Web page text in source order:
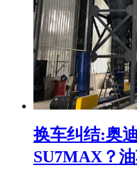
换车纠结:奥
SU7MAX？